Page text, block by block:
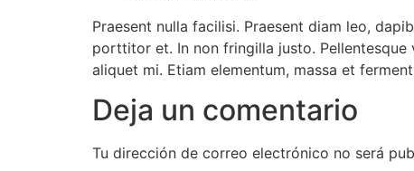
Praesent nulla facilisi. Praesent diam leo,
porttitor et. In non fringilla justo. Pellentesque
aliquet mi. Etiam elementum, massa et
Deja un comentario
Tu dirección de correo electrónico no será